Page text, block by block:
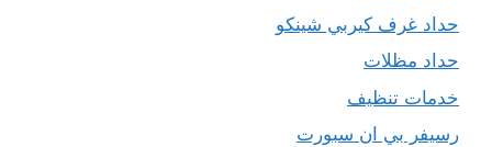
حداد غرف كيربي شينكو
حداد مظلات
خدمات تنظيف
رسيفر بي ان سبورت